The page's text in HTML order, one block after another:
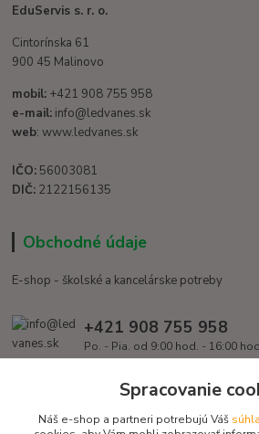
EduServis s. r. o.
Cintorínska 61
900 45 Malinovo
mobil: +421 908 755 958
e-mail: info@ledvanes.sk
web: www.ledvanes.sk
IČO: 56003081
DIČ: 2122156135
Obchodné údaje
E-shop - školské a kancelárske potreby
+421 908 755 958
Po. - Pia. od 9:00 hod. - 16:00
info@ledvanes.skSpracovanie
Náš e-shop a partneri potrebujú Váš